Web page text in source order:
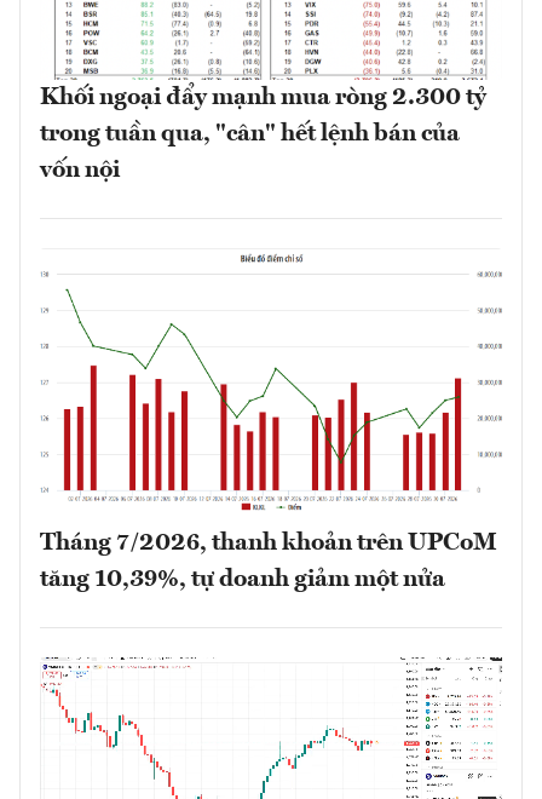
Khối ngoại đẩy mạnh mua ròng 2.300 tỷ
trong tuần qua, "cân" hết lệnh bán của
vốn nội
Tháng 7/2026, thanh khoản trên UPCoM
tăng 10,39%, tự doanh giảm một nửa